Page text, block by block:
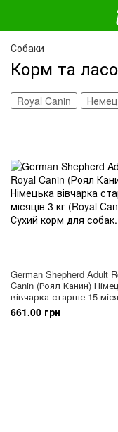
Собаки
Корм та
Royal Canin
German Shepherd Adult
Canin (Роял Канин)
вівчарка старше 15
661.00 грн